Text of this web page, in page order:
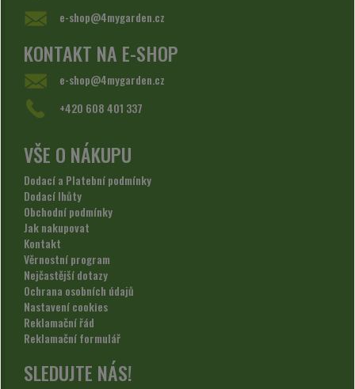
e-shop@4mygarden.cz
KONTAKT NA E-SHOP
e-shop@4mygarden.cz
+420 608 401 337
VŠE O NÁKUPU
Dodací a Platební podmínky
Dodací lhůty
Obchodní podmínky
Jak nakupovat
Kontakt
Věrnostní program
Nejčastější dotazy
Ochrana osobních údajů
Nastavení cookies
Reklamační řád
Reklamační formulář
SLEDUJTE NÁS!